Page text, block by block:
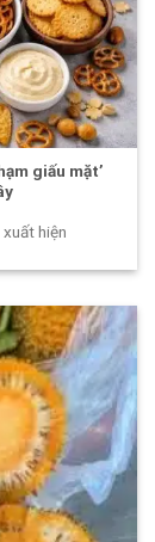
giấu mặt’
hiện